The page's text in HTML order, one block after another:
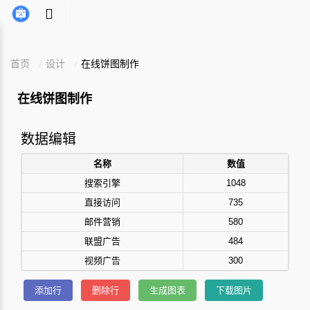
首页 设计 在线饼图制作
在线饼图制作
数据编辑
名称
数值
搜索引擎
1048
直接访问
735
邮件营销
580
联盟广告
484
视频广告
300
添加行 删除行 生成图表 下载图片